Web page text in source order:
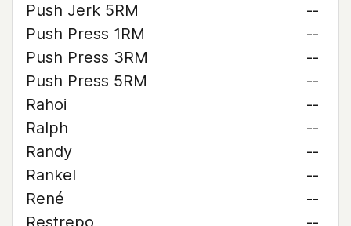
Push Jerk 5RM
--
Push Press 1RM
--
Push Press 3RM
--
Push Press 5RM
--
Rahoi
--
Ralph
--
Randy
--
Rankel
--
René
--
Restrepo
--